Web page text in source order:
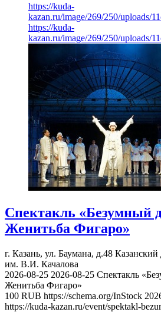
https://kuda-
kazan.ru/image/269/250/uploads/
https://kuda-
kazan.ru/image/269/250/uploads/
Спектакль «Безумный
Женитьба Фигаро»
г. Казань, ул. Баумана, д.48 Казанский
им. В.И. Качалова
2026-08-25 2026-08-25 Спектакль
Женитьба Фигаро»
100 RUB https://schema.org/InStock
https://kuda-kazan.ru/event/spektakl-